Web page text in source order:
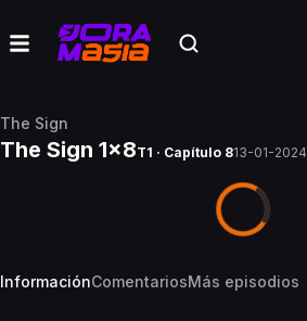
The Sign
The Sign 1x8T1 · Capítulo 813-01-2024
InformaciónComentariosMás episodios